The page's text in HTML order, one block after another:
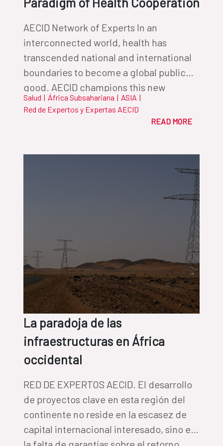
AECID Network of Experts In an
interconnected world, health has
transcended national and international
boundaries to become a global public
good. AECID champions this new
paradigm by fostering innovative
partnerships that ensure equity along
Salud | África Subsahariana | ASIA |
Red de Expertos y Expertas AECID
READ MORE
La paradoja de las
infraestructuras en África
occidental
RED DE EXPERTOS AECID. El desarrollo
de proyectos clave en esta región del
continente no reside en la escasez de
capital internacional interesado, sino en